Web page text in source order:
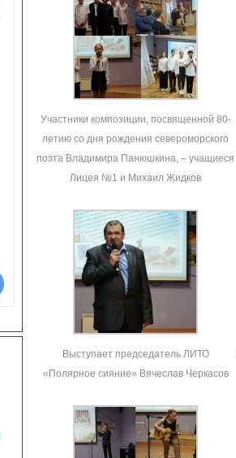
Участники композиции, посвященной 80-
летию со дня рождения североморского
поэта Владимира Панюшкина, – учащиеся
Лицея №1 и Михаил Жидков
Выступает председатель ЛИТО
«Полярное сияние» Вячеслав Черкасов